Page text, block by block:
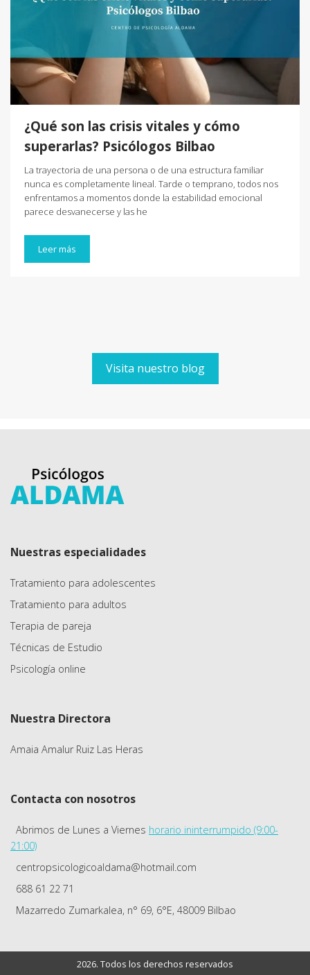
¿Qué son las crisis vitales y cómo
superarlas? Psicólogos Bilbao
La trayectoria de una persona o de una estructura familiar
nunca es completamente lineal. Tarde o temprano, todos nos
enfrentamos a momentos donde la estabilidad emocional
parece desvanecerse y las he
Leer más
Visita nuestro blog
Nuestras especialidades
Tratamiento para adolescentes
Tratamiento para adultos
Terapia de pareja
Técnicas de Estudio
Psicología online
Nuestra Directora
Amaia Amalur Ruiz Las Heras
Contacta con nosotros
Abrimos de Lunes a Viernes horario ininterrumpido (9:00-
21:00)
centropsicologicoaldama@hotmail.com
688 61 22 71
Mazarredo Zumarkalea, n° 69, 6°E, 48009 Bilbao
2026. Todos los derechos reservados